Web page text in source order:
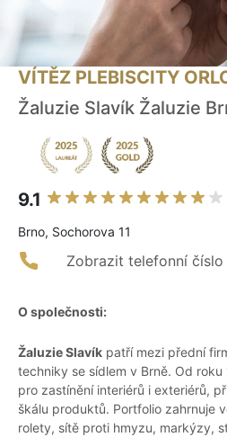
VÍTĚZ PLEBISCITY
Žaluzie Slavík Žaluzie
9.1
Brno, Sochorova 11
Zobrazit telefonní číslo
O společnosti:
Žaluzie Slavík patří mezi přední
techniky se sídlem v Brně. Od
pro zastínění interiérů i exteriérů,
škálu produktů. Portfolio zahrnuje
rolety, sítě proti hmyzu, markýzy,